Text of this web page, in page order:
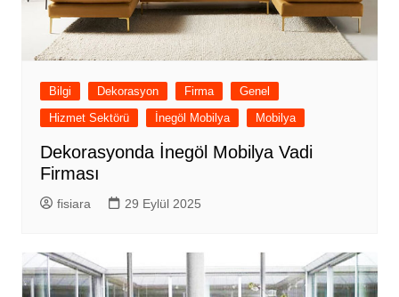
Bilgi Dekorasyon Firma
Genel
Hizmet Sektörü
İnegöl Mobilya Mobilya
Dekorasyonda İnegöl Mobilya Vadi
Firması
fisiara 29 Eylül 2025